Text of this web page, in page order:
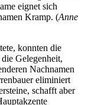
eignet sich
Kramp. (Anne
konnten die
Gelegenheit,
Nachnamen
eliminiert
schafft aber